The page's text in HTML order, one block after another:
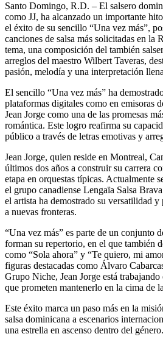
Santo Domingo, R.D. – El salsero dominicano Jean Jorge, conocido
como JJ, ha alcanzado un importante
el éxito de su sencillo “Una vez más”,
canciones de salsa más solicitadas en la
tema, una composición del también
arreglos del maestro Wilbert Taveras,
pasión, melodía y una interpretación
El sencillo “Una vez más” ha
plataformas digitales como en emisoras
Jean Jorge como una de las promesas
romántica. Este logro reafirma su
público a través de letras emotivas y
Jean Jorge, quien reside en Montreal,
últimos dos años a construir su carrera
etapa en orquestas típicas. Actualmente
el grupo canadiense Lengaïa Salsa
el artista ha demostrado su versatilidad
a nuevas fronteras.
“Una vez más” es parte de un conjunto
forman su repertorio, en el que también
como “Sola ahora” y “Te quiero, mi
figuras destacadas como Álvaro
Grupo Niche, Jean Jorge está
que prometen mantenerlo en la cima de
Este éxito marca un paso más en la
salsa dominicana a escenarios
una estrella en ascenso dentro del género.